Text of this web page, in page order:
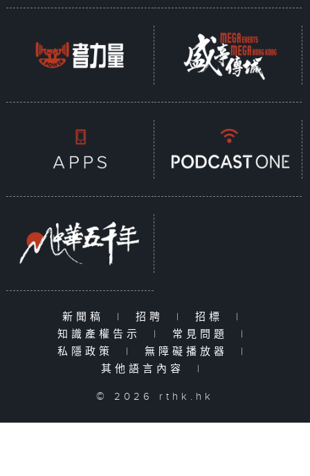
新聞稿 | 招聘 | 招標
|
知識產權告示
| 常見問題
|
私隱政策
| 無障礙播放器
|
其他語言內容
|
© 2026 rthk.hk